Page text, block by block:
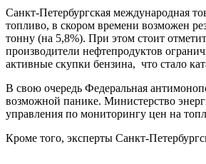
Санкт-Петербургская международная
топливо, в скором времени возможен
тонну (на 5,8%). При этом стоит
производители нефтепродуктов
активные скупки бензина, что стало
В свою очередь Федеральная
возможной панике. Министерство
управления по мониторингу цен на
Кроме того, эксперты Санкт-